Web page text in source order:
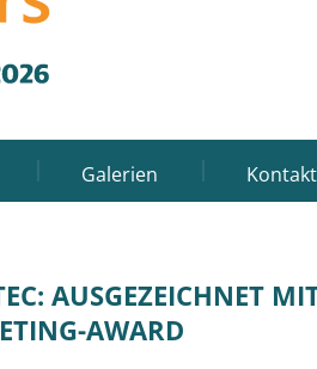
Galerien Kontakt
AUSGEZEICHNET
AWARD